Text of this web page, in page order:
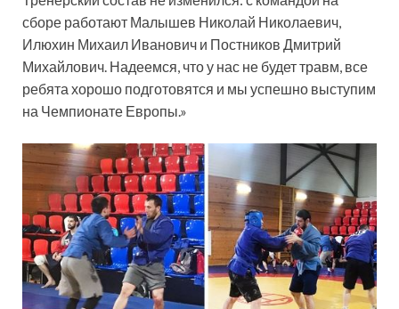
сборе работают Малышев Николай Николаевич,
Илюхин Михаил Иванович и Постников Дмитрий
Михайлович. Надеемся, что у нас не будет травм, все
ребята хорошо подготовятся и мы успешно выступим
на Чемпионате Европы.»